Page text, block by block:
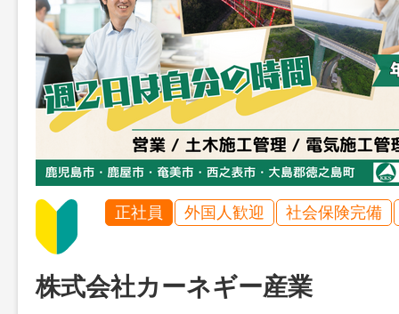
正社員 外国人歓迎 社会保険完備
株式会社カーネギー産業